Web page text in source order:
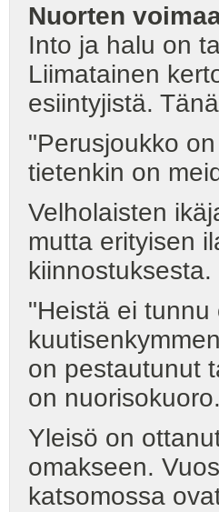
Nuorten
Into ja halu on
Liimatainen
esiintyjistä.
"Perusjoukko
tietenkin on
Velholaisten
mutta erityisen
kiinnostuksesta.
"Heistä ei
on pestautunut
on nuorisokuoro.
Yleisö on
omakseen.
katsomossa